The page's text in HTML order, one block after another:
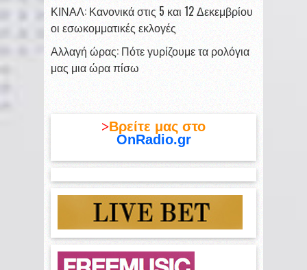
ΚΙΝΑΛ: Κανονικά στις 5 και 12 Δεκεμβρίου
οι εσωκομματικές εκλογές
Αλλαγή ώρας: Πότε γυρίζουμε τα ρολόγια
μας μια ώρα πίσω
>Βρείτε μας στο
OnRadio.gr